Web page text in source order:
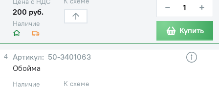
Наличие
200 руб. − +
Купить
4
50-3401063
Обойма
Наличие
К схеме